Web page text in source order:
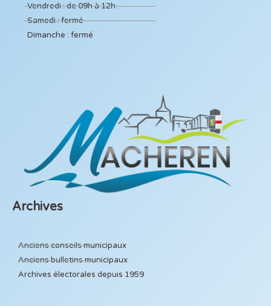
Vendredi : de 09h à 12h
Samedi : fermé
Dimanche : fermé
Archives
Anciens conseils municipaux
Anciens bulletins municipaux
Archives électorales depuis 1959